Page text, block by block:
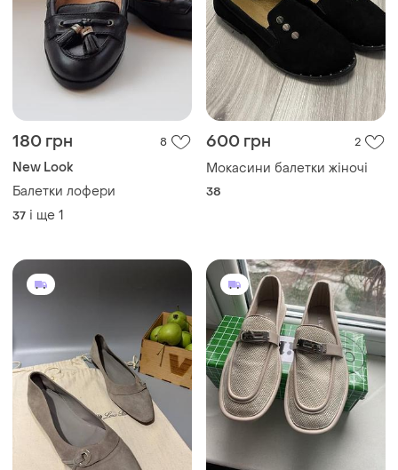
180 грн 8
New Look
Балетки лофери
37 і ще 1
600 грн 2
Мокасини балетки жіночі
38